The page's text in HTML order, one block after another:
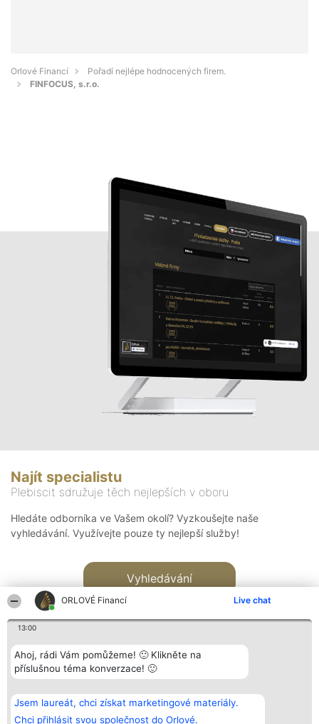
ORLOVÉ Financí Live chat
13:00
Ahoj, rádi Vám pomůžeme! 🙂 Klikněte na
příslušnou téma konverzace! 🙂
Jsem laureát, chci získat marketingové materiály.
Chci přihlásit svou společnost do Orlové.
Orlové Financí
Pořadí nejlépe hodnocených firem.
FINFOCUS, s.r.o.
Najít specialistu
Plebiscit sdružuje těch nejlepších v oboru
Hledáte odborníka ve Vašem okolí? Vyzkoušejte naše
vyhledávání. Využívejte pouze ty nejlepší služby!
Vyhledávání
Bright Side Solutions sp. z o.
o. sp. k.
ul. Ruska 22
Vítězové
Seznam všech
laureátů
Kontakt